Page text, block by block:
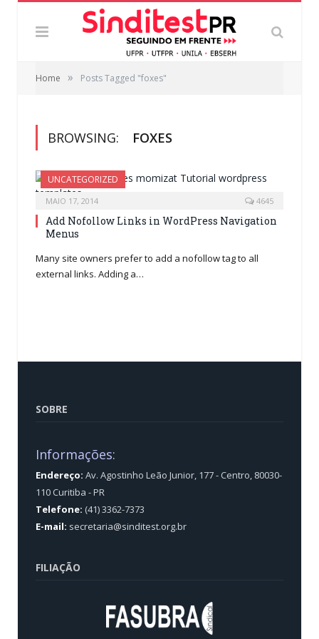
Home » Posts Tagged "foxes"
BROWSING: FOXES
UNCATEGORIZED
MAIO 17, 2014 4645
Add Nofollow Links in WordPress Navigation
Menus
Many site owners prefer to add a nofollow tag to all
external links. Adding a…
SOBRE
Informações:
Endereço: Av. Agostinho Leão Junior, 177 - Centro, 80030-
110 Curitiba - PR
Telefone: (41) 3362-7373
E-mail: secretaria@sinditest.org.br
FILIAÇÃO